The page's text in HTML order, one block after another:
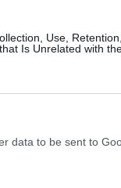
Use,
Is Unrelated with
data to be sent to
Twitter Pinterest
Σφοδρή